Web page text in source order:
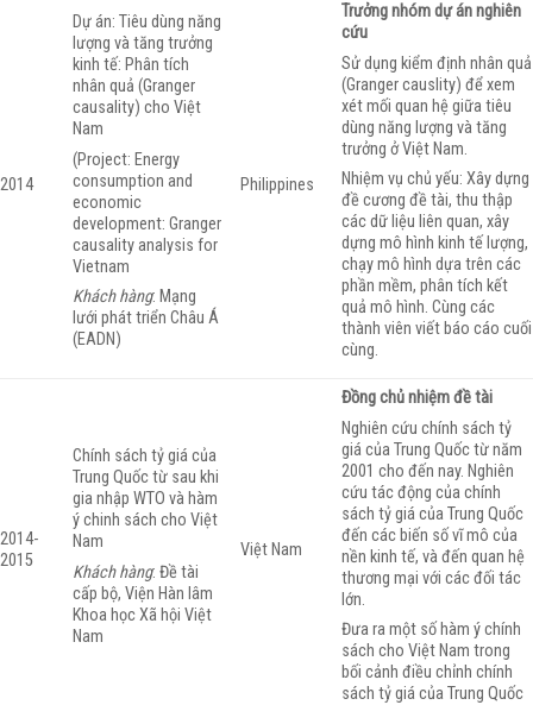
2014
Dự án: Tiêu dùng năng
lượng và tăng trưởng
kinh tế: Phân tích
nhân quả (Granger
causality) cho Việt
Nam
(Project: Energy
consumption and
economic
development: Granger
causality analysis for
Vietnam
Khách hàng: Mạng
lưới phát triển Châu Á
(EADN)
Philippines
Trưởng nhóm dự án nghiên
cứu
Sử dụng kiểm định nhân quả
(Granger causlity) để xem
xét mối quan hệ giữa tiêu
dùng năng lượng và tăng
trưởng ở Việt Nam.
Nhiệm vụ chủ yếu: Xây dựng
đề cương đề tài, thu thập
các dữ liệu liên quan, xây
dựng mô hình kinh tế lượng,
chạy mô hình dựa trên các
phần mềm, phân tích kết
quả mô hình. Cùng các
thành viên viết báo cáo cuối
cùng.
2014-
2015
Chính sách tỷ giá của
Trung Quốc từ sau khi
gia nhập WTO và hàm
ý chinh sách cho Việt
Nam
Khách hàng: Đề tài
cấp bộ, Viện Hàn lâm
Khoa học Xã hội Việt
Nam
Việt Nam
Đồng chủ nhiệm đề tài
Nghiên cứu chính sách tỷ
giá của Trung Quốc từ năm
2001 cho đến nay. Nghiên
cứu tác động của chính
sách tỷ giá của Trung Quốc
đến các biến số vĩ mô của
nền kinh tế, và đến quan hệ
thương mại với các đối tác
lớn.
Đưa ra một số hàm ý chính
sách cho Việt Nam trong
bối cảnh điều chỉnh chính
sách tỷ giá của Trung Quốc